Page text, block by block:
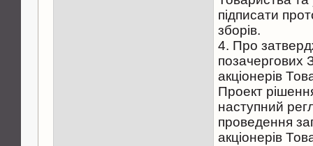
підписати
зборів.
4. Про
позачергових
акціонерів
Проект
наступний
проведення
акціонерів